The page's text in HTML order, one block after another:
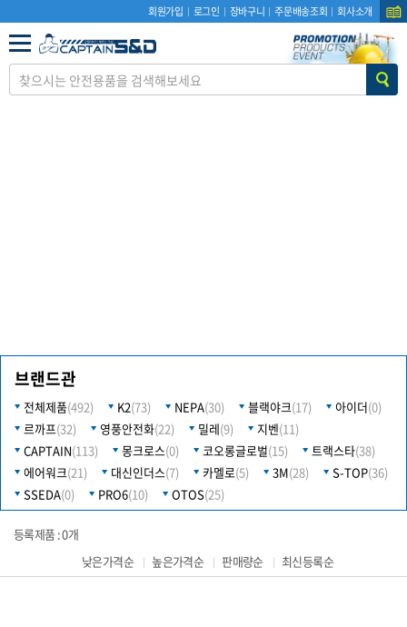
회원가입 로그인 장바구니 주문배송조회 회사소개
브랜드관
전체제품(492) K2(73) NEPA(30) 블랙야크(17) 아이더(0)
르까프(32) 영풍안전화(22) 밀레(9) 지벤(11)
CAPTAIN(113) 몽크로스(0) 코오롱글로벌(15) 트랙스타(38)
에어워크(21) 대신인더스(7) 카멜로(5) 3M(28) S-TOP(36)
SSEDA(0) PRO6(10) OTOS(25)
등록제품 : 0개
낮은가격순
높은가격순 판매량순 최신등록순